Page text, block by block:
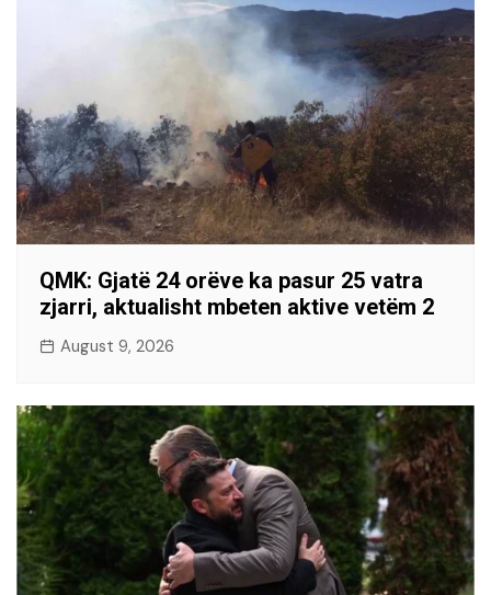
QMK: Gjatë 24 orëve ka pasur 25 vatra
zjarri, aktualisht mbeten aktive vetëm 2
August 9, 2026